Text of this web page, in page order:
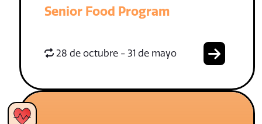
Senior Food Program
28 de octubre - 31 de mayo